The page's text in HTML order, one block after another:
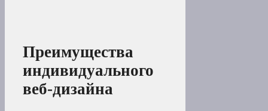
Преимущества
индивидуального
веб-дизайна